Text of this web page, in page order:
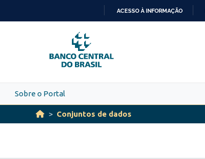
PARA
O
CONTEÚDO
ACESSO À INFORMAÇÃO
Sobre o Portal
Conjuntos de dados